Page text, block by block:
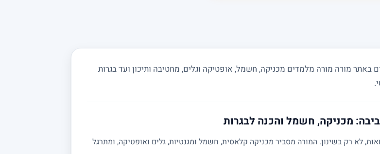
באתר מורה מורה מלמדים מכניקה, חשמל, אופטיקה וגלים, מחטיבה ותיכון ועד בגרות
מכניקה, חשמל והכנה לבגרות
לא רק בשינון. המורה מסביר מכניקה קלאסית, חשמל ומגנטיות, גלים ואופטיקה, ומתרגל